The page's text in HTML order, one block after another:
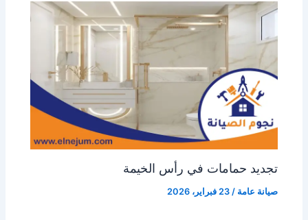
تجديد حمامات في رأس الخيمة
صيانة عامة /23 فبراير، 2026